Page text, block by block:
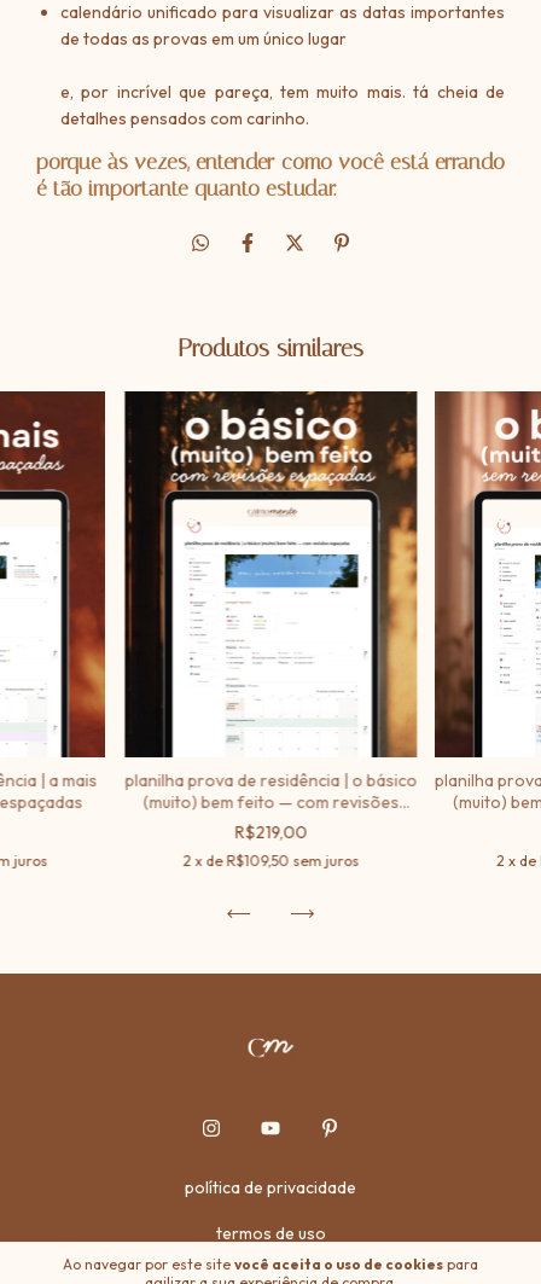
Ao navegar por este site você aceita o uso de cookies para
calendário unificado para visualizar as datas importantes
de todas as provas em um único lugar
e, por incrível que pareça, tem muito mais. tá cheia de
detalhes pensados com carinho.
porque às vezes,entender como você está errando
é tão importante quanto estudar.
Produtos similares
| a mais
juros
planilha prova de residência | o básico
(muito) bem feito — com revisões
espaçadas
R$219,00
2 x de R$109,50 sem juros
planilha
(muito)
2 x de
política de privacidade
termos de uso